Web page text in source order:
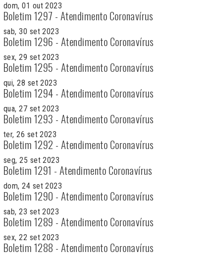
dom, 01 out 2023
Boletim 1297 - Atendimento Coronavírus
sab, 30 set 2023
Boletim 1296 - Atendimento Coronavírus
sex, 29 set 2023
Boletim 1295 - Atendimento Coronavírus
qui, 28 set 2023
Boletim 1294 - Atendimento Coronavírus
qua, 27 set 2023
Boletim 1293 - Atendimento Coronavírus
ter, 26 set 2023
Boletim 1292 - Atendimento Coronavírus
seg, 25 set 2023
Boletim 1291 - Atendimento Coronavírus
dom, 24 set 2023
Boletim 1290 - Atendimento Coronavírus
sab, 23 set 2023
Boletim 1289 - Atendimento Coronavírus
sex, 22 set 2023
Boletim 1288 - Atendimento Coronavírus